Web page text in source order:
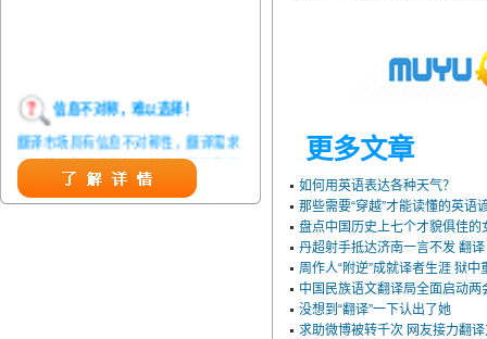
信息不对称，难以选择！
翻译市场具有信息不对称性，翻译需求
方在获得翻译结果前，甚至在获得翻译
结果后，都无法准确判定翻译质量。从
而给劣质翻译者提供了一定生存条件，
更多文章
如何用英语表达各种天气？
那些需要“穿越”才能读懂的英语
盘点中国历史上七个才貌俱佳的
丹超射手抵达济南一言不发 翻
周作人“附逆”成就译者生涯 狱中
中国民族语文翻译局全面启动两
没想到“翻译”一下认出了她
求助微博被转千次 网友接力翻